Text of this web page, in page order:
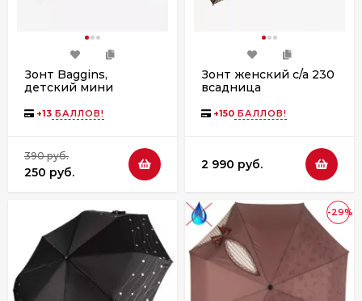
Зонт Baggins,
детский мини
(ассортимент)
+13 БАЛЛОВ!
390 руб.
250 руб.
Зонт женский с/а 230
всадница
+150 БАЛЛОВ!
2 990 руб.
-29%